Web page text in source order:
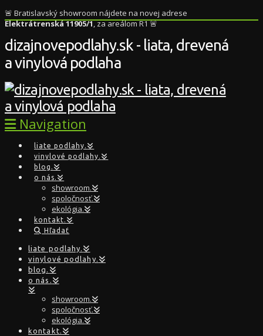
🚨 Bratislavský showroom nájdete na novej adrese
Elektrátrenská 11905/1, za areálom R1 🚨
dizajnovepodlahy.sk - liata, drevená
a vinylová podlaha
Navigation
liate podlahy.
vinylové podlahy.
blog.
o nás.
showroom.
spoločnosť.
ekológia.
kontakt.
Hľadať
liate podlahy.
vinylové podlahy.
blog.
o nás.
showroom.
spoločnosť.
ekológia.
kontakt.